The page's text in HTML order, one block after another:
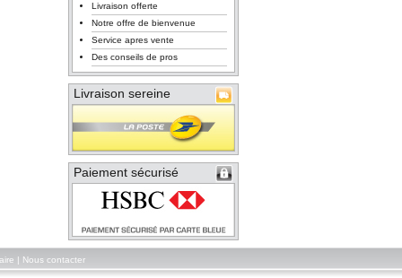
Livraison offerte
Notre offre de bienvenue
Service apres vente
Des conseils de pros
Livraison sereine
Paiement sécurisé
Nous contacter